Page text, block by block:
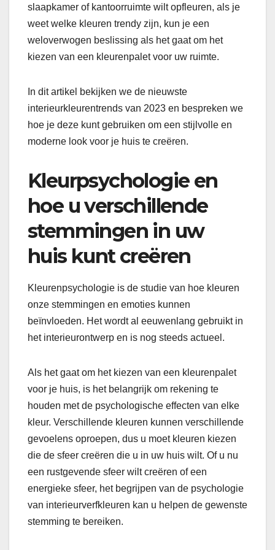
slaapkamer of kantoorruimte wilt opfleuren, als je
weet welke kleuren trendy zijn, kun je een
weloverwogen beslissing als het gaat om het
kiezen van een kleurenpalet voor uw ruimte.
In dit artikel bekijken we de nieuwste
interieurkleurentrends van 2023 en bespreken we
hoe je deze kunt gebruiken om een stijlvolle en
moderne look voor je huis te creëren.
Kleurpsychologie en
hoe u verschillende
stemmingen in uw
huis kunt creëren
Kleurenpsychologie is de studie van hoe kleuren
onze stemmingen en emoties kunnen
beïnvloeden. Het wordt al eeuwenlang gebruikt in
het interieurontwerp en is nog steeds actueel.
Als het gaat om het kiezen van een kleurenpalet
voor je huis, is het belangrijk om rekening te
houden met de psychologische effecten van elke
kleur. Verschillende kleuren kunnen verschillende
gevoelens oproepen, dus u moet kleuren kiezen
die de sfeer creëren die u in uw huis wilt. Of u nu
een rustgevende sfeer wilt creëren of een
energieke sfeer, het begrijpen van de psychologie
van interieurverfkleuren kan u helpen de gewenste
stemming te bereiken.